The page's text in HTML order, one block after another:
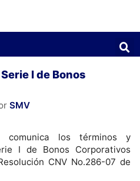
I de Bonos
SMV
comunica los términos y
I de Bonos Corporativos
CNV No.286-07 de